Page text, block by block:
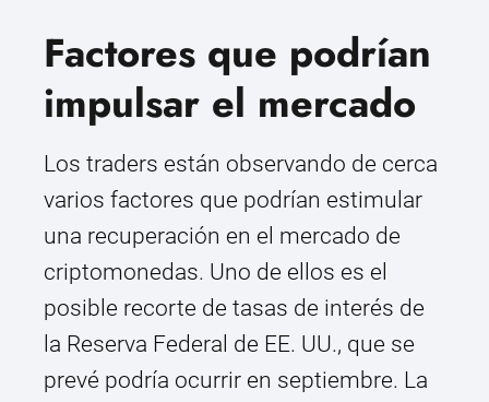
Factores que podrían
impulsar el mercado
Los traders están observando de cerca
varios factores que podrían estimular
una recuperación en el mercado de
criptomonedas. Uno de ellos es el
posible recorte de tasas de interés de
la Reserva Federal de EE. UU., que se
prevé podría ocurrir en septiembre. La